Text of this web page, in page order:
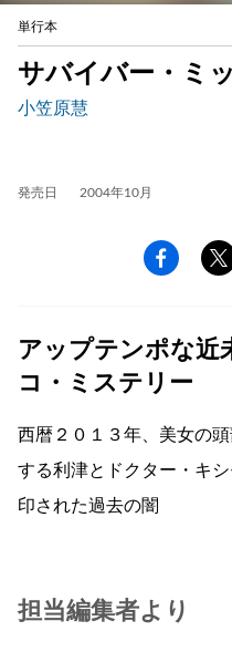
単行本
サバイバー・ミ
小笠原慧
発売日 2004年10月
アップテンポな近
コ・ミステリー
西暦２０１３年、美女の
する利津とドクター・キ
印された過去の闇
担当編集者より